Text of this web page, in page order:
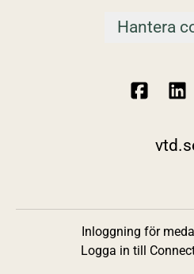
Hantera
Inloggning för
Logga in till